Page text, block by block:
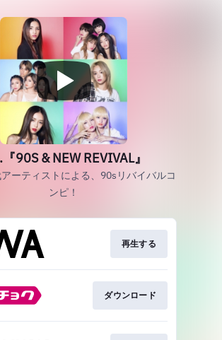
90S & NEW REVIVAL』
ーティストによる、90sリバイバルコ
ンピ！
再生する
ダウンロード